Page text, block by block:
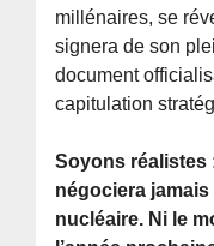
millénaires, se
signera de son
document
capitulation
Soyons réalistes
négociera
nucléaire. Ni le